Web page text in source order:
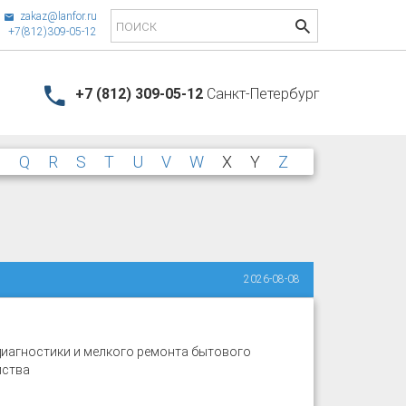
zakaz@lanfor.ru
+7(812)309-05-12
+7 (812) 309-05-12 Санкт-Петербург
Q R S T U VW X Y Z
2026-08-08
и мелкого ремонта бытового